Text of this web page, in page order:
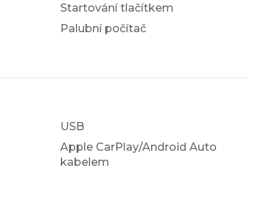
Startování tlačítkem
Palubní počítač
USB
Apple CarPlay/Android Auto
kabelem